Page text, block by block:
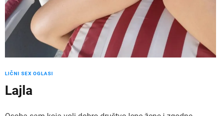
LIČNI SEX OGLASI
Lajla